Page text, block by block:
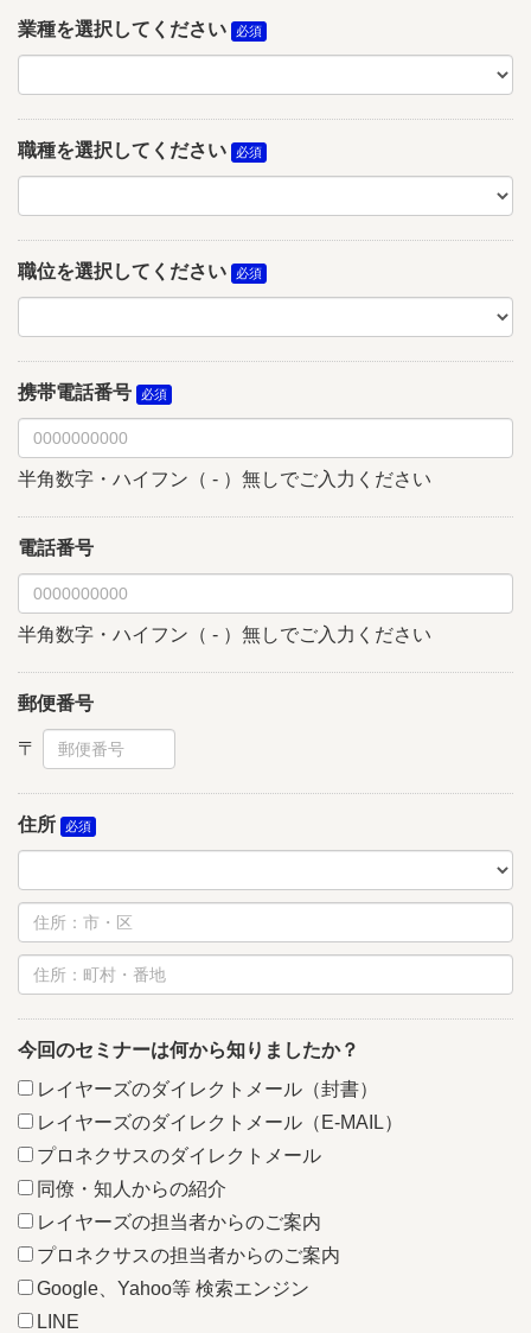
業種を選択してください
職種を選択してください
職位を選択してください
携帯電話番号
半角数字・ハイフン（ - ）無しでご入力ください
電話番号
半角数字・ハイフン（ - ）無しでご入力ください
郵便番号
住所
今回のセミナーは何から知りましたか？
レイヤーズのダイレクトメール（封書）
レイヤーズのダイレクトメール（E-MAIL）
プロネクサスのダイレクトメール
同僚・知人からの紹介
レイヤーズの担当者からのご案内
プロネクサスの担当者からのご案内
Google、Yahoo等 検索エンジン
LINE